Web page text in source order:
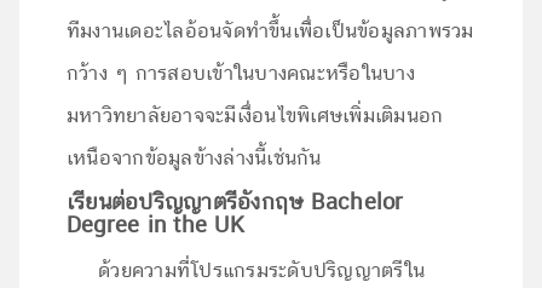
ทีมงานเดอะไลอ้อนจัดทำขึ้นเพื่อเป็นข้อมูลภาพรวม
กว้าง ๆ การสอบเข้าในบางคณะหรือในบาง
มหาวิทยาลัยอาจจะมีเงื่อนไขพิเศษเพิ่มเติมนอก
เหนือจากข้อมูลข้างล่างนี้เช่นกัน
เรียนต่อปริญญาตรีอังกฤษ Bachelor
Degree in the UK
ด้วยความที่โปรแกรมระดับปริญญาตรีใน